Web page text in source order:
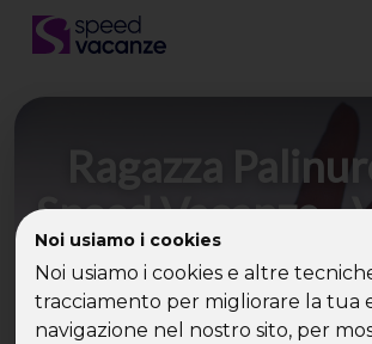
Noi usiamo i cookies
Noi usiamo i cookies e altre
tracciamento per migliorare la tua
navigazione nel nostro sito, per
Ragazza
Speed Vacanze -
vacanze per
nuovi amici